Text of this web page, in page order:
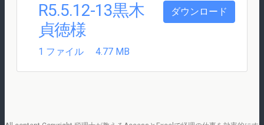
R5.5.12-13黒木
貞徳様
1 ファイル 4.77 MB
ダウンロード